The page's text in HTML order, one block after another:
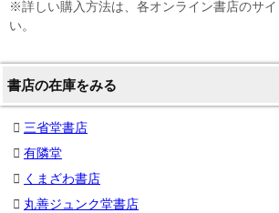
※詳しい購入方法は、各オンライン書店のサイ
い。
書店の在庫をみる
三省堂書店
有隣堂
くまざわ書店
丸善ジュンク堂書店